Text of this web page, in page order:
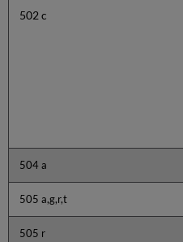
502 c
504 a
505 a,g,r,t
505 r